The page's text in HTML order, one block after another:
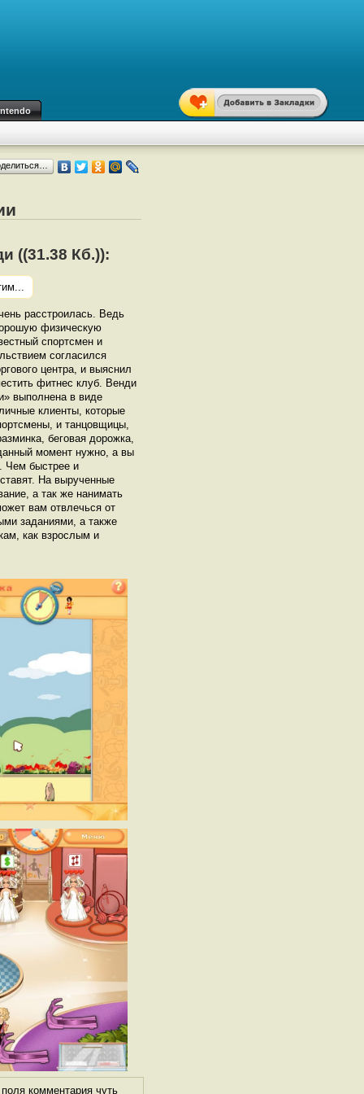
((31.38 Кб.)):
расстроилась. Ведь
физическую
спортсмен и
согласился
центра, и выяснил
фитнес клуб. Венди
выполнена в виде
клиенты, которые
и танцовщицы,
беговая дорожка,
момент нужно, а вы
Чем быстрее и
На вырученные
а так же нанимать
вам отвлечься от
заданиями, а также
как взрослым и
комментария чуть